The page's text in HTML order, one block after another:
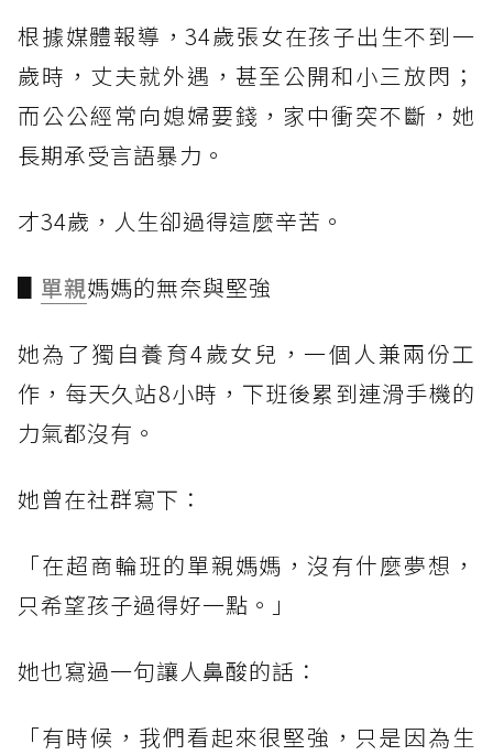
根據媒體報導，34歲張女在孩子出生不到一
歲時，丈夫就外遇，甚至公開和小三放閃；
而公公經常向媳婦要錢，家中衝突不斷，她
長期承受言語暴力。
才34歲，人生卻過得這麼辛苦。
▋ 單親媽媽的無奈與堅強
她為了獨自養育4歲女兒，一個人兼兩份工
作，每天久站8小時，下班後累到連滑手機的
力氣都沒有。
她曾在社群寫下：
「在超商輪班的單親媽媽，沒有什麼夢想，
只希望孩子過得好一點。」
她也寫過一句讓人鼻酸的話：
「有時候，我們看起來很堅強，只是因為生